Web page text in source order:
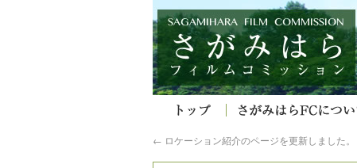
← ロケーション紹介のページを更新しました。